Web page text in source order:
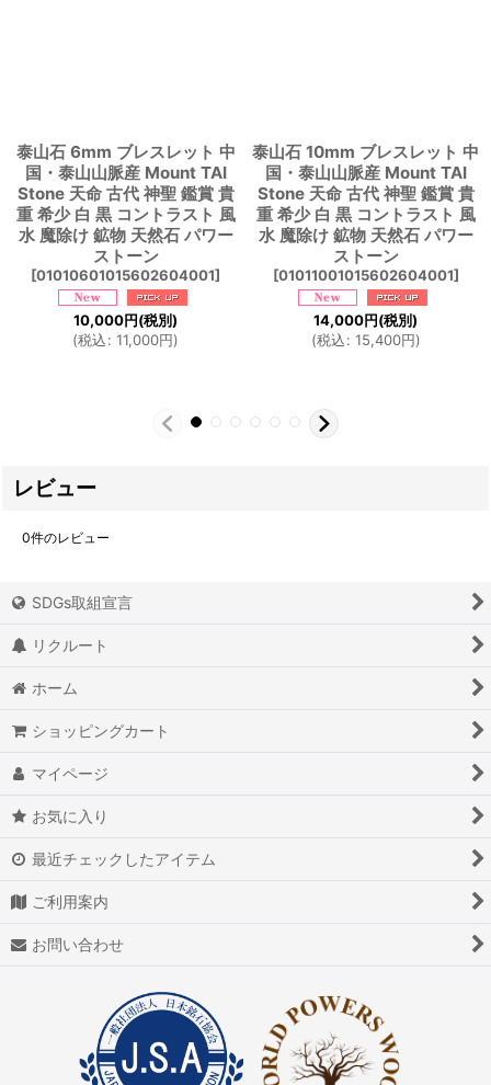
泰山石 6mm ブレスレット 中
国・泰山山脈産 Mount TAI
Stone 天命 古代 神聖 鑑賞 貴
重 希少 白 黒 コントラスト 風
水 魔除け 鉱物 天然石 パワー
ストーン
[01010601015602604001]
10,000円(税別)
(税込: 11,000円)
泰山石 10mm ブレスレット 中
国・泰山山脈産 Mount TAI
Stone 天命 古代 神聖 鑑賞 貴
重 希少 白 黒 コントラスト 風
水 魔除け 鉱物 天然石 パワー
ストーン
[01011001015602604001]
14,000円(税別)
(税込: 15,400円)
レビュー
0件のレビュー
SDGs取組宣言
リクルート
ホーム
ショッピングカート
マイページ
お気に入り
最近チェックしたアイテム
ご利用案内
お問い合わせ